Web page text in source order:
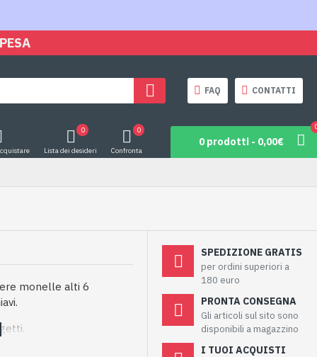
FAQ CONTATTI
Lista dei desideri
0
Confronta
0
0 prodotti - 0,00€
monelle alti 6
SPEDIZIONE GRATIS
per ordini superiori a
180 euro
PRONTA CONSEGNA
Gli articoli sul sito sono
disponibili a magazzino
I TUOI ACQUISTI